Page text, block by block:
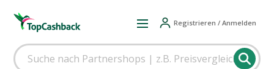
Registrieren / Anmelden